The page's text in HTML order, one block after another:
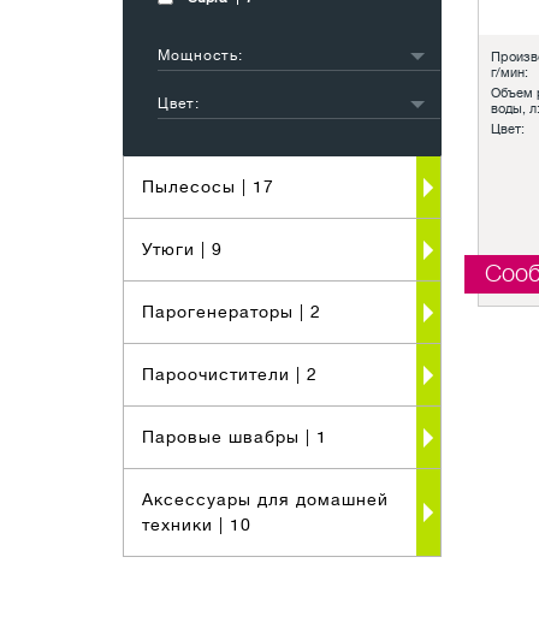
г/мин:
Объем
воды, л:
Цвет:
Мощность:
1501-2000 Вт
5
Цвет:
серебристый
Пылесосы | 17
Утюги | 9
Парогенераторы | 2
Пароочистители | 2
Паровые швабры | 1
Аксессуары для домашней
техники
| 10